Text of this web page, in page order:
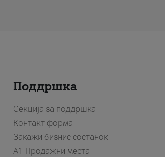
Поддршка
Секција за поддршка
Контакт форма
Закажи бизнис состанок
A1 Продажни места